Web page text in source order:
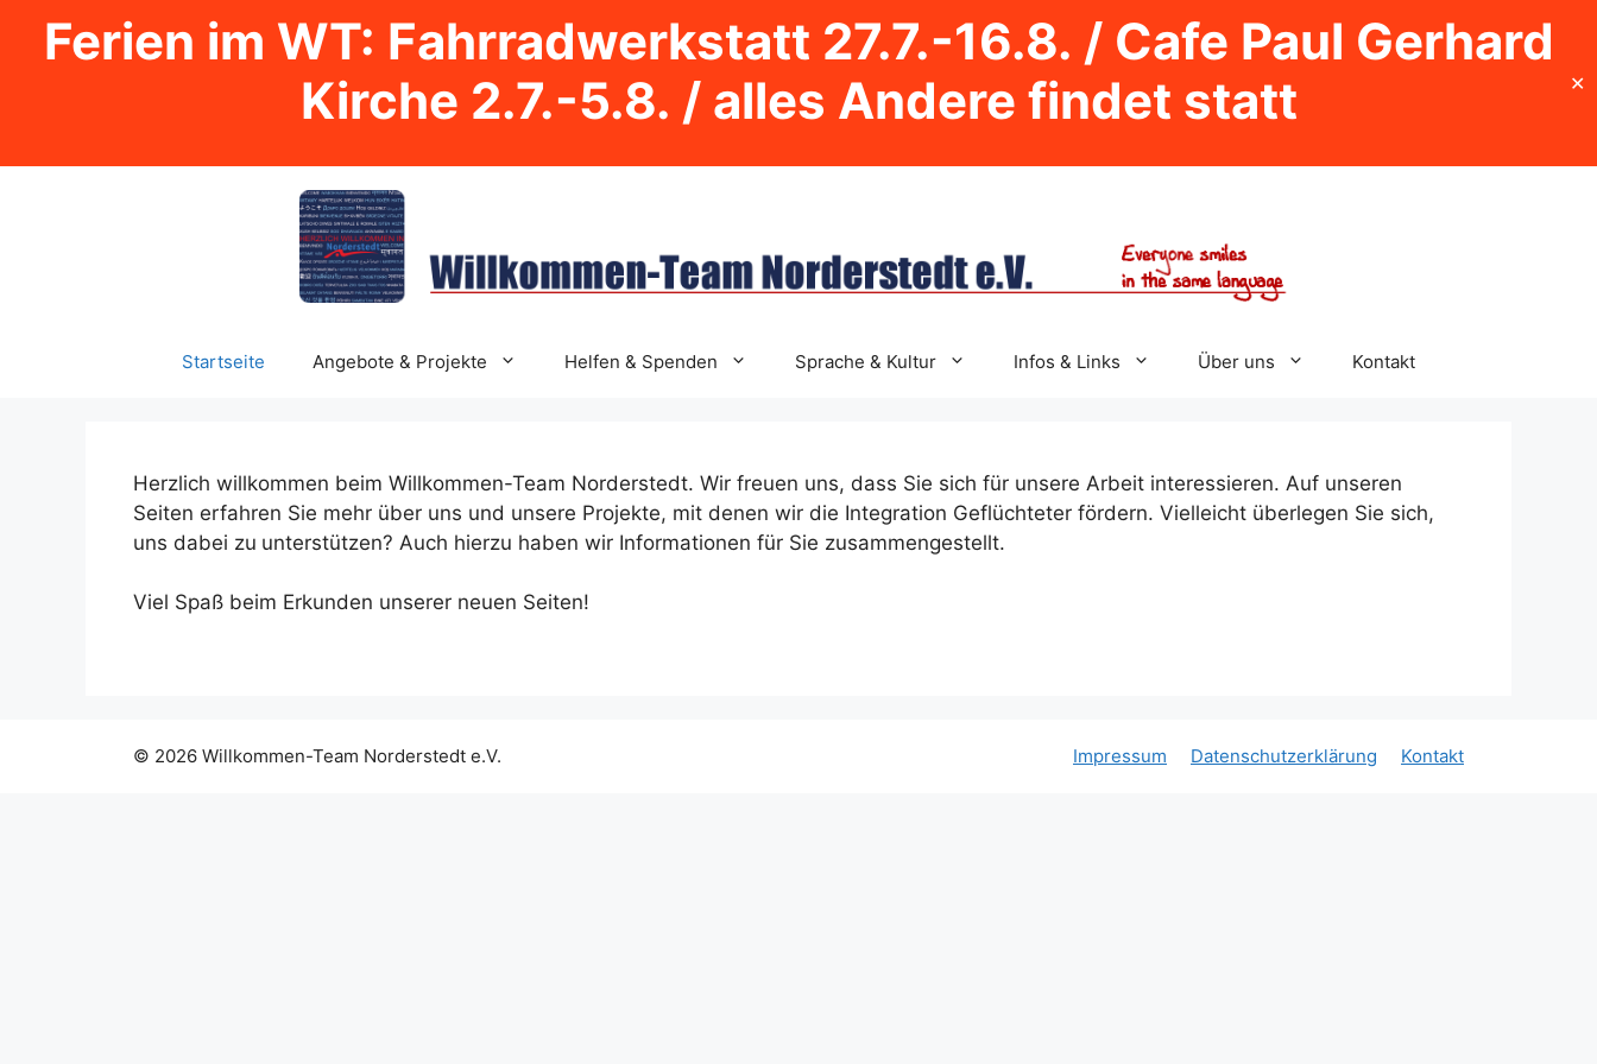
Ferien im WT: Fahrradwerkstatt 27.7.-16.8. / Cafe Paul Gerhard
Kirche 2.7.-5.8. / alles Andere findet statt
✕
Startseite Angebote & Projekte Helfen & Spenden Sprache & Kultur Infos & Links Über uns Kontakt
Herzlich willkommen beim Willkommen-Team Norderstedt. Wir freuen uns, dass Sie sich für unsere Arbeit interessieren. Auf unseren
Seiten erfahren Sie mehr über uns und unsere Projekte, mit denen wir die Integration Geflüchteter fördern. Vielleicht überlegen Sie sich,
uns dabei zu unterstützen? Auch hierzu haben wir Informationen für Sie zusammengestellt.
Viel Spaß beim Erkunden unserer neuen Seiten!
Impressum Datenschutzerklärung Kontakt
© 2026 Willkommen-Team Norderstedt e.V.